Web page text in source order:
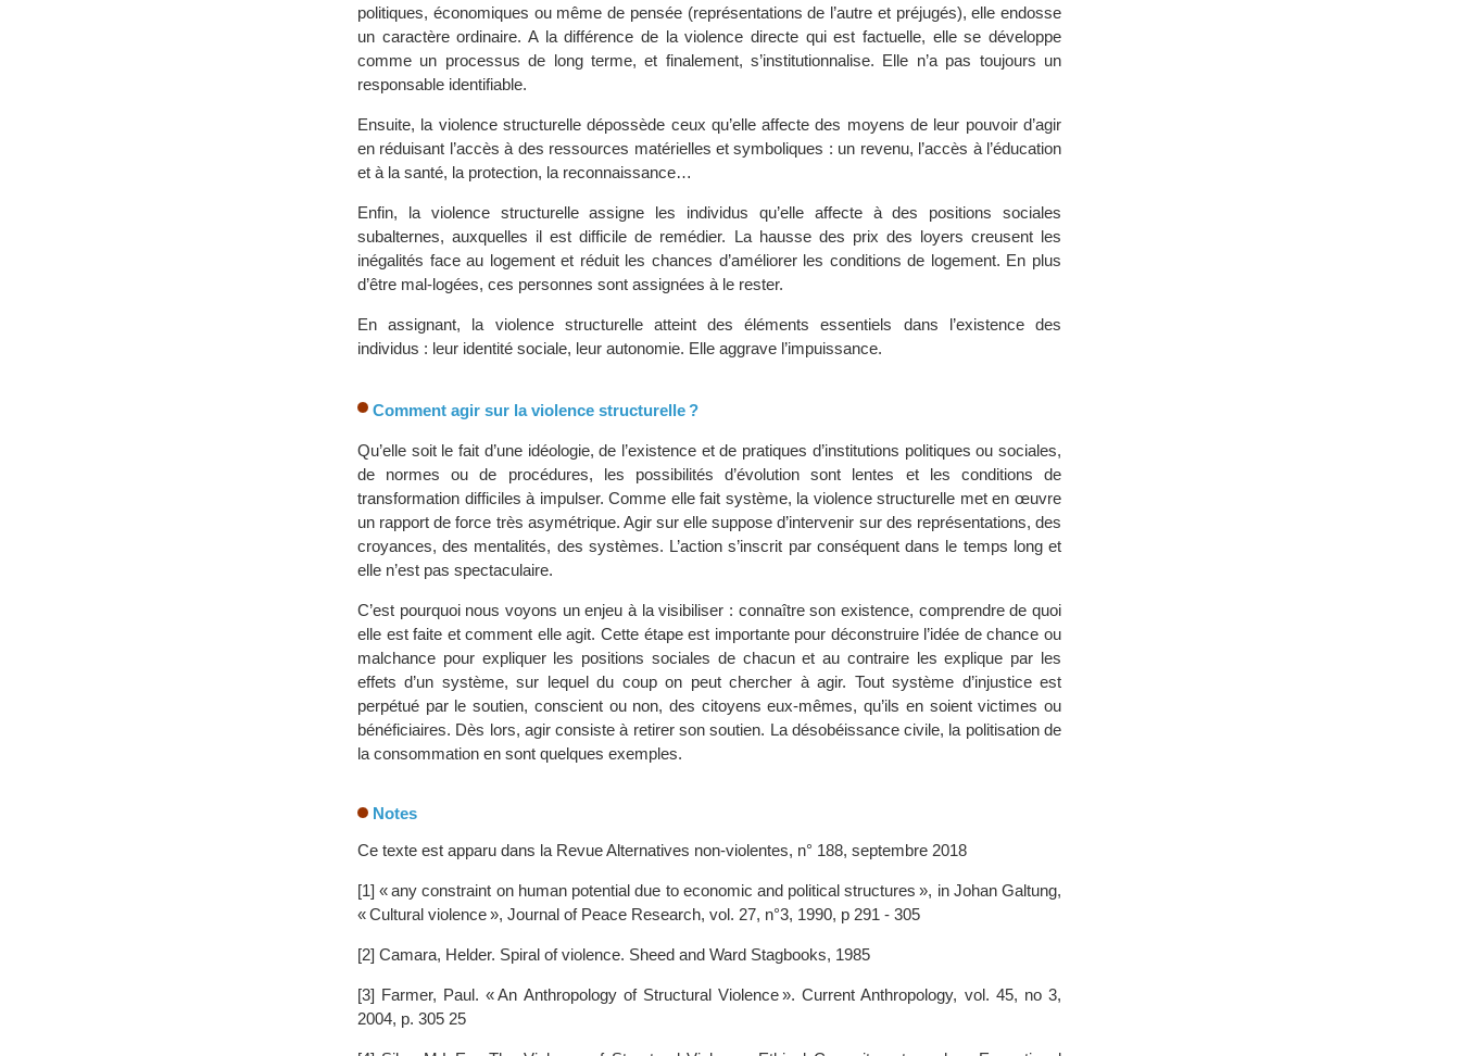
politiques, économiques ou même de pensée (représentations de l’autre et préjugés), elle endosse
un caractère ordinaire. A la différence de la violence directe qui est factuelle, elle se développe
comme un processus de long terme, et finalement, s’institutionnalise. Elle n’a pas toujours un
responsable identifiable.
Ensuite, la violence structurelle dépossède ceux qu’elle affecte des moyens de leur pouvoir d’agir
en réduisant l’accès à des ressources matérielles et symboliques : un revenu, l’accès à l’éducation
et à la santé, la protection, la reconnaissance…
Enfin, la violence structurelle assigne les individus qu’elle affecte à des positions sociales
subalternes, auxquelles il est difficile de remédier. La hausse des prix des loyers creusent les
inégalités face au logement et réduit les chances d’améliorer les conditions de logement. En plus
d’être mal-logées, ces personnes sont assignées à le rester.
En assignant, la violence structurelle atteint des éléments essentiels dans l’existence des
individus : leur identité sociale, leur autonomie. Elle aggrave l’impuissance.
Comment agir sur la violence structurelle ?
Qu’elle soit le fait d’une idéologie, de l’existence et de pratiques d’institutions politiques ou sociales,
de normes ou de procédures, les possibilités d’évolution sont lentes et les conditions de
transformation difficiles à impulser. Comme elle fait système, la violence structurelle met en œuvre
un rapport de force très asymétrique. Agir sur elle suppose d’intervenir sur des représentations, des
croyances, des mentalités, des systèmes. L’action s’inscrit par conséquent dans le temps long et
elle n’est pas spectaculaire.
C’est pourquoi nous voyons un enjeu à la visibiliser : connaître son existence, comprendre de quoi
elle est faite et comment elle agit. Cette étape est importante pour déconstruire l’idée de chance ou
malchance pour expliquer les positions sociales de chacun et au contraire les explique par les
effets d’un système, sur lequel du coup on peut chercher à agir. Tout système d’injustice est
perpétué par le soutien, conscient ou non, des citoyens eux-mêmes, qu’ils en soient victimes ou
bénéficiaires. Dès lors, agir consiste à retirer son soutien. La désobéissance civile, la politisation de
la consommation en sont quelques exemples.
Notes
Ce texte est apparu dans la Revue Alternatives non-violentes, n° 188, septembre 2018
[1] « any constraint on human potential due to economic and political structures », in Johan Galtung,
« Cultural violence », Journal of Peace Research, vol. 27, n°3, 1990, p 291 - 305
[2] Camara, Helder. Spiral of violence. Sheed and Ward Stagbooks, 1985
[3] Farmer, Paul. « An Anthropology of Structural Violence ». Current Anthropology, vol. 45, no 3,
2004, p. 305 25